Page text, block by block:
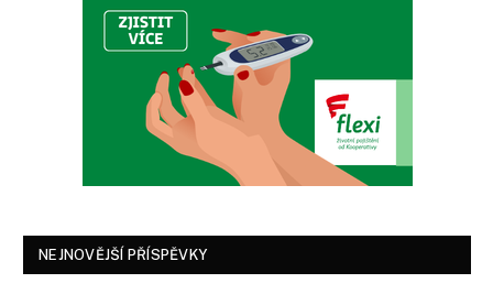
NEJNOVĚJŠÍ PŘÍSPĚVKY